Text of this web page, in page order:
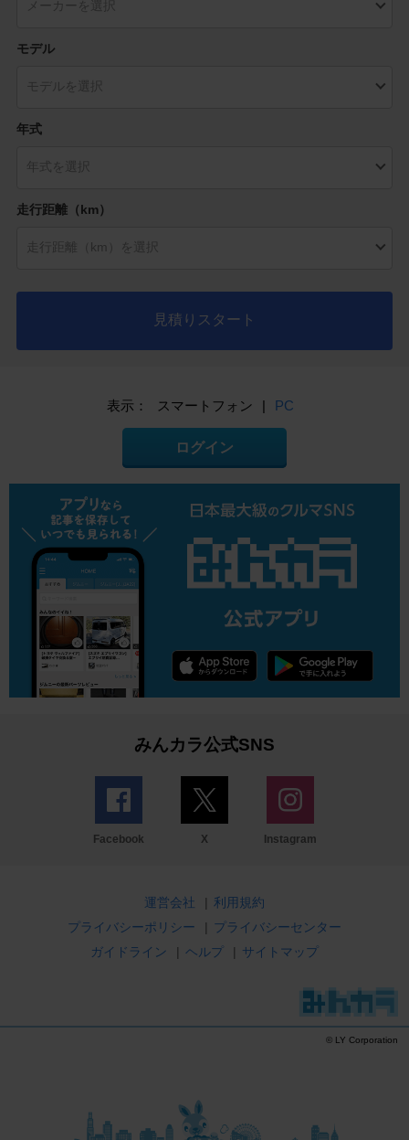
モデル
年式
走行距離（km）
見積りスタート
表示： スマートフォン | PC
ログイン
みんカラ公式SNS
Facebook X Instagram
運営会社 | 利用規約
プライバシーポリシー
| プライバシーセンター
ガイドライン
| ヘルプ | サイトマップ
© LY Corporation